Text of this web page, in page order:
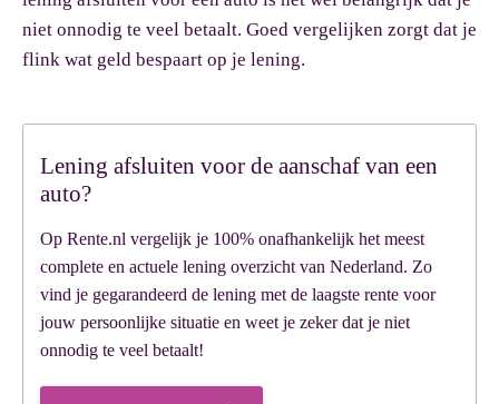
niet onnodig te veel betaalt. Goed vergelijken zorgt dat je
flink wat geld bespaart op je lening.
Lening afsluiten voor de aanschaf van een
auto?
Op Rente.nl vergelijk je 100% onafhankelijk het meest
complete en actuele lening overzicht van Nederland. Zo
vind je gegarandeerd de lening met de laagste rente voor
jouw persoonlijke situatie en weet je zeker dat je niet
onnodig te veel betaalt!